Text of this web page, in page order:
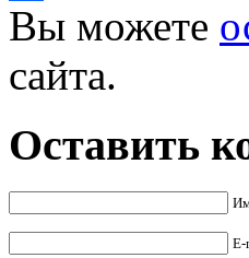
Facebook
Вы можете
сайта.
Оставить
E-